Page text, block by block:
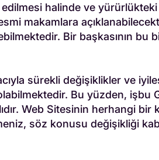
halinde ve
makamlara
Bir başkasının bu
sürekli değişiklikler ve
Bu yüzden, işbu
Web Sitesinin herhangi bir
söz konusu değişikliği